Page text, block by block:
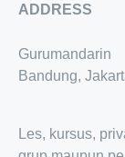
ADDRESS
Gurumandarin
Bandung,
Les, kursus,